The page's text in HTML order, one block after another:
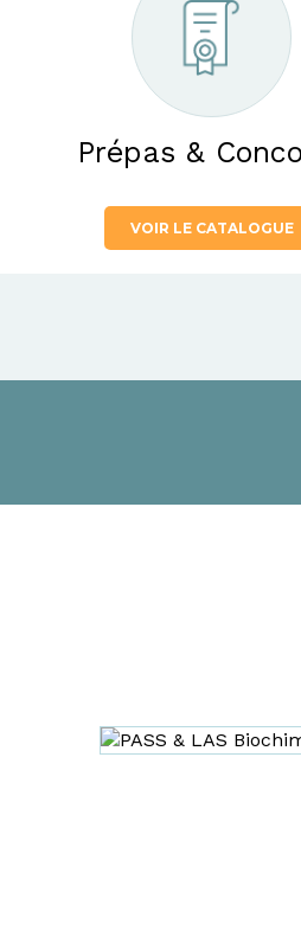
Prépas &
VOIR LE CATALOGUE